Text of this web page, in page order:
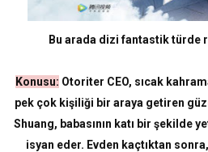
Bu arada dizi fantastik türde
Konusu: Otoriter CEO, sıcak
pek çok kişiliği bir araya getiren
Shuang, babasının katı bir şekilde
isyan eder. Evden kaçtıktan